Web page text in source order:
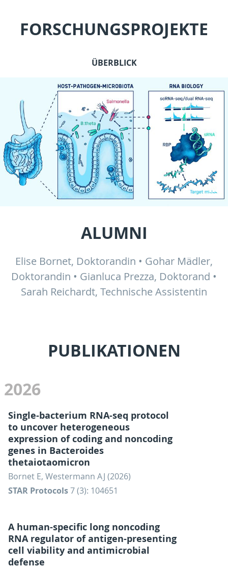
FORSCHUNGSPROJEKTE
ÜBERBLICK
ALUMNI
Elise Bornet, Doktorandin • Gohar Mädler,
Doktorandin • Gianluca Prezza, Doktorand •
Sarah Reichardt, Technische Assistentin
PUBLIKATIONEN
2026
Single-bacterium RNA-seq protocol
to uncover heterogeneous
expression of coding and noncoding
genes in Bacteroides
thetaiotaomicron
Bornet E, Westermann AJ (2026)
STAR Protocols7 (3): 104651
A human-specific long noncoding
RNA regulator of antigen-presenting
cell viability and antimicrobial
defense